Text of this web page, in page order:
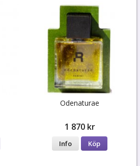
Odenaturae
1 870 kr
Info Köp